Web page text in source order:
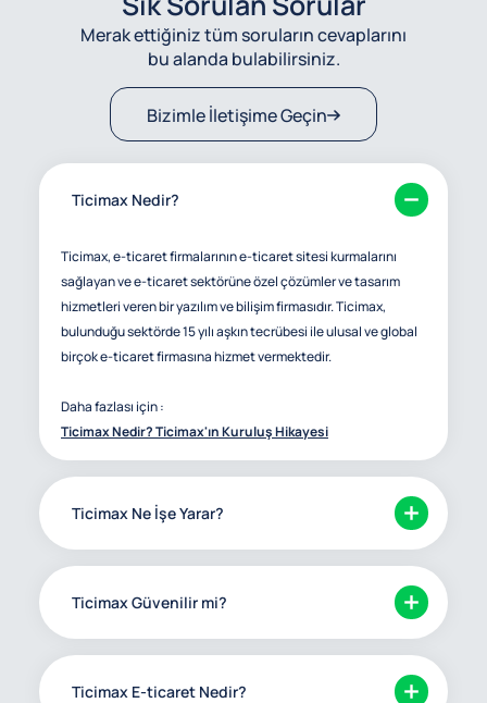
Merak ettiğiniz tüm soruların cevaplarını
bu alanda bulabilirsiniz.
Bizimle İletişime Geçin
Ticimax Nedir?
Ticimax, e-ticaret firmalarının e-ticaret sitesi kurmalarını
sağlayan ve e-ticaret sektörüne özel çözümler ve tasarım
hizmetleri veren bir yazılım ve bilişim firmasıdır. Ticimax,
bulunduğu sektörde 15 yılı aşkın tecrübesi ile ulusal ve global
birçok e-ticaret firmasına hizmet vermektedir.
Daha fazlası için :
Ticimax Nedir? Ticimax'ın Kuruluş Hikayesi
Ticimax Ne İşe Yarar?
Ticimax Güvenilir mi?
Ticimax E-ticaret Nedir?